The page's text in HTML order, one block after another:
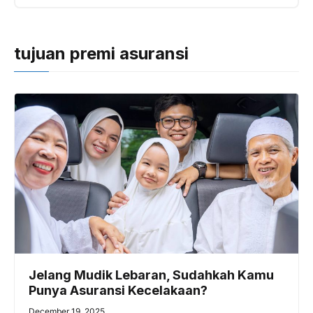
tujuan premi asuransi
Jelang Mudik Lebaran, Sudahkah Kamu
Punya Asuransi Kecelakaan?